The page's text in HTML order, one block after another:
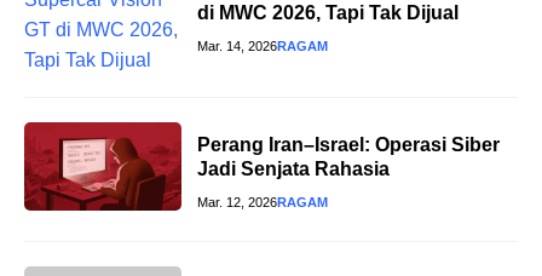
di MWC 2026, Tapi Tak Dijual
Mar. 14, 2026RAGAM
Perang Iran–Israel: Operasi Siber
Jadi Senjata Rahasia
Mar. 12, 2026RAGAM